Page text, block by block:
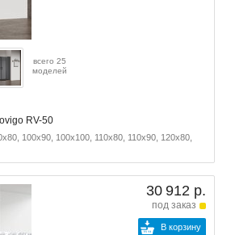
всего 25
моделей
RV-50
100x90, 100x100, 110x80, 110x90, 120x80,
30 912 р.
под заказ
В корзину